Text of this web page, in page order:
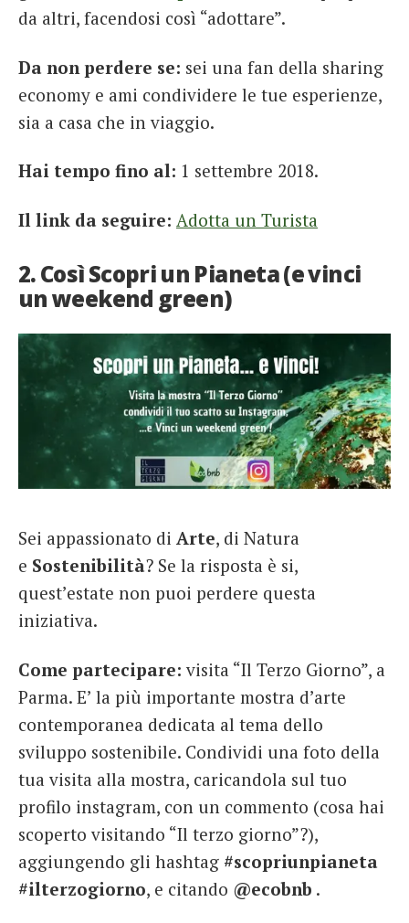
da altri, facendosi così “adottare”.
Da non perdere se: sei una fan della sharing
economy e ami condividere le tue esperienze,
sia a casa che in viaggio.
Hai tempo fino al: 1 settembre 2018.
Il link da seguire: Adotta un Turista
2. Così Scopri un Pianeta (e vinci
un weekend green)
Sei appassionato di Arte, di Natura
e Sostenibilità? Se la risposta è si,
quest’estate non puoi perdere questa
iniziativa.
Come partecipare: visita “Il Terzo Giorno”, a
Parma. E’ la più importante mostra d’arte
contemporanea dedicata al tema dello
sviluppo sostenibile. Condividi una foto della
tua visita alla mostra, caricandola sul tuo
profilo instagram, con un commento (cosa hai
scoperto visitando “Il terzo giorno”?),
aggiungendo gli hashtag #scopriunpianeta
#ilterzogiorno, e citando @ecobnb .